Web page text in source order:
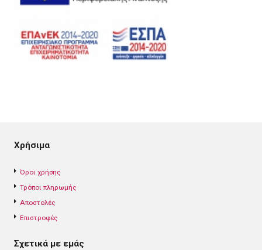
Χρήσιμα
Όροι χρήσης
Τρόποι πληρωμής
Αποστολές
Επιστροφές
Σχετικά με εμάς